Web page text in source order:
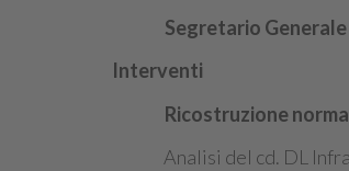
Segretario Generale
Interventi
Ricostruzione
Analisi del cd. DL